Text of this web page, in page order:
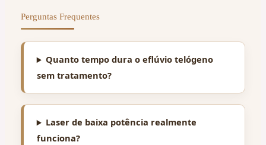
Perguntas Frequentes
Quanto tempo dura o eflúvio telógeno
sem tratamento?
Laser de baixa potência realmente
funciona?